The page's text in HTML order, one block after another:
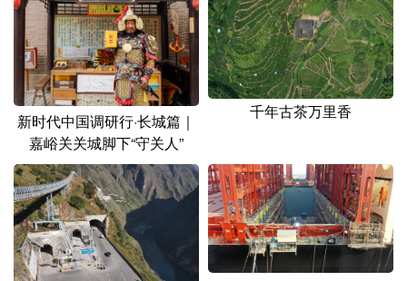
新时代中国调研行·长城篇｜
嘉峪关关城脚下“守关人”
千年古茶万里香